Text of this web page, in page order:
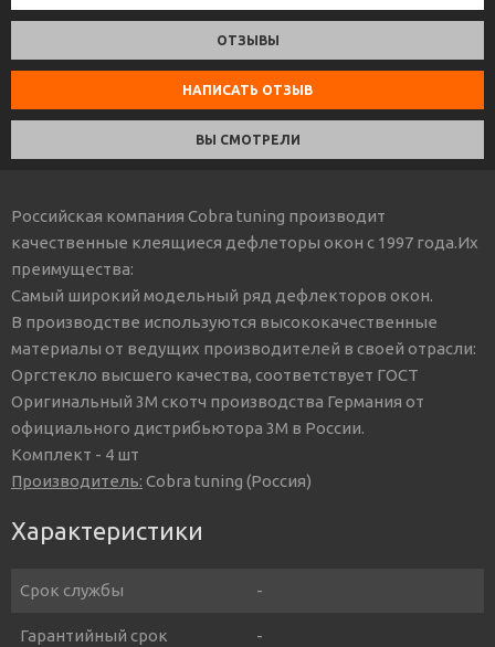
ОТЗЫВЫ
НАПИСАТЬ ОТЗЫВ
ВЫ СМОТРЕЛИ
Российская компания Cobra tuning производит
качественные клеящиеся дефлеторы окон с 1997 года.Их
преимущества:
Самый широкий модельный ряд дефлекторов окон.
В производстве используются высококачественные
материалы от ведущих производителей в своей отрасли:
Оргстекло высшего качества, соответствует ГОСТ
Оригинальный 3М скотч производства Германия от
официального дистрибьютора 3М в России.
Комплект - 4 шт
Производитель: Cobra tuning (Россия)
Характеристики
Срок службы -
Гарантийный срок -